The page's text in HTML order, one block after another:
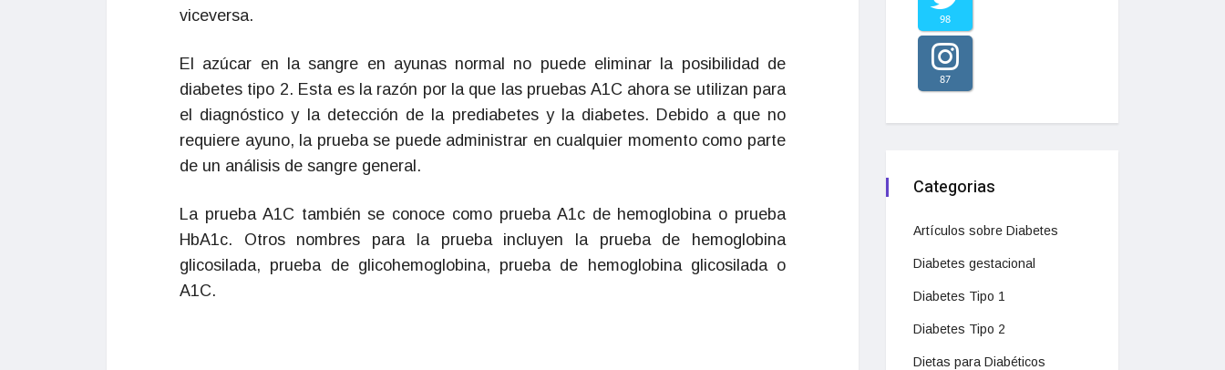
viceversa.
El azúcar en la sangre en ayunas normal no puede eliminar la posibilidad de
diabetes tipo 2. Esta es la razón por la que las pruebas A1C ahora se utilizan para
el diagnóstico y la detección de la prediabetes y la diabetes. Debido a que no
requiere ayuno, la prueba se puede administrar en cualquier momento como parte
de un análisis de sangre general.
La prueba A1C también se conoce como prueba A1c de hemoglobina o prueba
HbA1c. Otros nombres para la prueba incluyen la prueba de hemoglobina
glicosilada, prueba de glicohemoglobina, prueba de hemoglobina glicosilada o
A1C.
98
87
Categorias
Artículos sobre Diabetes
Diabetes gestacional
Diabetes Tipo 1
Diabetes Tipo 2
Dietas para Diabéticos